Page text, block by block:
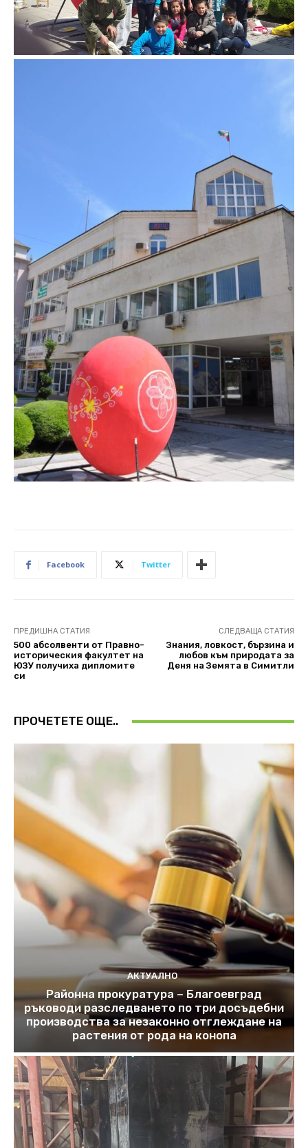
Facebook Twitter
ПРЕДИШНА СТАТИЯ
500 абсолвенти от Правно-
историческия факултет на
ЮЗУ получиха дипломите
си
СЛЕДВАЩА СТАТИЯ
Знания, ловкост, бързина и
любов към природата за
Деня на Земята в Симитли
ПРОЧЕТЕТЕ ОЩЕ..
АКТУАЛНО
Районна прокуратура – Благоевград
ръководи разследването по три досъдебни
производства за незаконно отглеждане на
растения от рода на конопа